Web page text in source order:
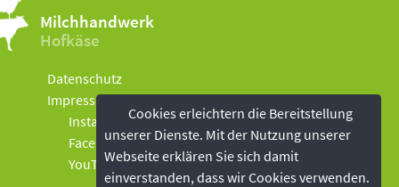
Cookies erleichtern die Bereitstellung
unserer Dienste. Mit der Nutzung unserer
Webseite erklären Sie sich damit
einverstanden, dass wir Cookies verwenden.
Milchhandwerk
Hofkäse
Datenschutz
Impressum
Instagram
Facebook
YouTube